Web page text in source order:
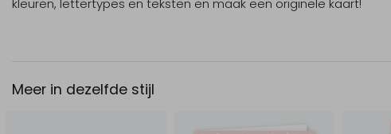
kleuren, lettertypes en teksten en maak een originele kaart!
Meer in dezelfde stijl